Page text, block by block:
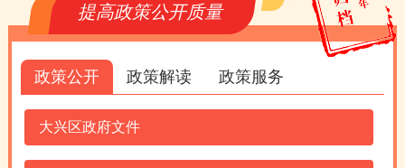
提高政策公开质量
政策公开 政策解读 政策服务
大兴区政府文件